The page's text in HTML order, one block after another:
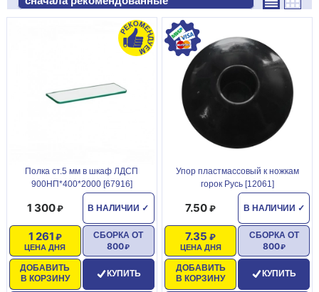
Полка ст.5 мм в шкаф ЛДСП
900НП*400*2000 [67916]
В НАЛИЧИИ ✓
1 300
ЦЕНА ДНЯ
1 261
ДОБАВИТЬ
В КОРЗИНУ
СБОРКА ОТ
800
КУПИТЬ
Упор пластмассовый к ножкам
горок Русь [12061]
В НАЛИЧИИ ✓
7.50
ЦЕНА ДНЯ
7.35
ДОБАВИТЬ
В КОРЗИНУ
СБОРКА ОТ
800
КУПИТЬ